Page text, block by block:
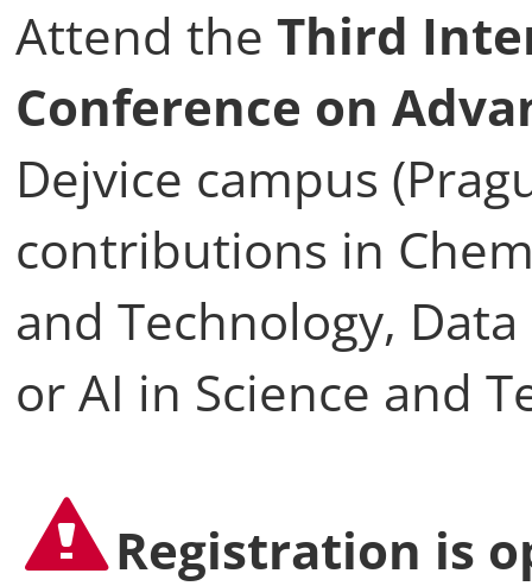
Attend the Third
Conference on
Dejvice campus
contributions in
and Technology,
or AI in Science and
Registration is